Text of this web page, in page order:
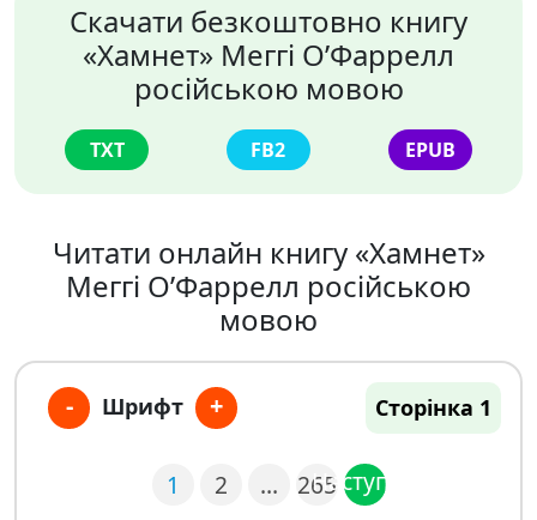
Скачати безкоштовно книгу
«Хамнет» Меггі О’Фаррелл
російською мовою
TXT FB2 EPUB
Читати онлайн книгу «Хамнет»
Меггі О’Фаррелл російською
мовою
- Шрифт + Сторінка 1
1 2 … 265
Наступна